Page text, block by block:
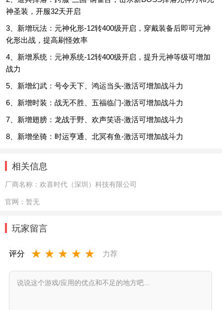
神圣装，开服32天开启
3、新增玩法：元神化形-12转400级开启，穿戴装备后即可元神
化形出战，提高刷怪效率
4、新增系统：元神系统-12转400级开启，提升元神等级可增加
战力
5、新增幻武：号令天下、鸿运当头-激活可增加战斗力
6、新增时装：战无不胜、五福临门-激活可增加战斗力
7、新增翅膀：龙战于野、欢声笑语-激活可增加战斗力
8、新增坐骑：时运亨通、北冥有鱼-激活可增加战斗力
相关信息
厂商名称： 欢喜时代（深圳）科技有限公司
官网： 暂无
玩家留言
评分 ★ ★ ★ ★ ★ 力荐